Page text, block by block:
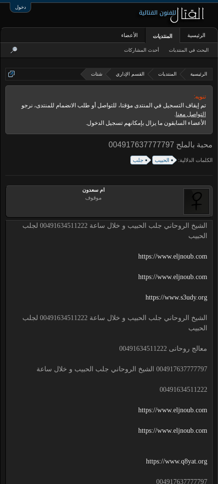
دخول
الرئيسية المنتديات القسم الإداري شتات
تنويه:
تم إيقاف التسجيل في المنتدى مؤقتا، للتواصل أو طلب الانضمام للمنتدى، نرجو
التواصل معنا.
الأعضاء السابقون ما يزال بإمكانهم تسجيل الدخول.
محبة بالملح 004917637777797
الكلمات الدلالية: الحبيب جلب
ام سعدون
موقوف
الشيخ الروحاني جلب الحبيب و خلال ساعة 00491634511222 لجلب
الحبيب
https://www.eljnoub.com
https://www.eljnoub.com
https://www.s3udy.org
الشيخ الروحاني جلب الحبيب و خلال ساعة 00491634511222 لجلب
الحبيب
معالج روحانى 00491634511222
004917637777797 الشيخ الروحاني جلب الحبيب و خلال ساعة
00491634511222
https://www.eljnoub.com
https://www.eljnoub.com
https://www.q8yat.org
004917637777797
الرئيسية المنتديات
البحث في المنتديات أحدث المشاركات
الأعضاء